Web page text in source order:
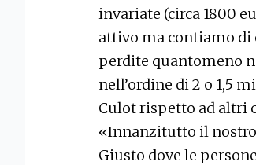
invariate (circa 1800
attivo ma contiamo
perdite quantomeno
nell’ordine di 2 o 1,5
Culot rispetto ad altri
«Innanzitutto il nostro
Giusto dove le